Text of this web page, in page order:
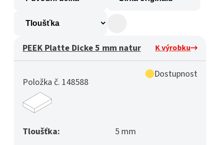
PEEK Platte Dicke 5 mm natur K výrobku
Položka č. 148588
Dostupnost
Tloušťka:
5 mm